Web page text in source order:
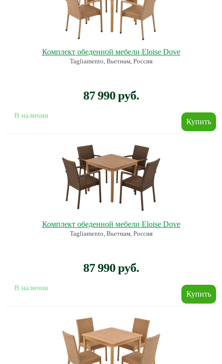
Комплект обеденной мебели Eloise Dove
Tagliamento, Вьетнам, Россия
87 990 руб.
В наличии
Комплект обеденной мебели Eloise Dove
Tagliamento, Вьетнам, Россия
87 990 руб.
В наличии